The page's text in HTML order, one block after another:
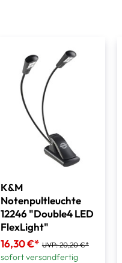
K&M
Notenpultleuchte
12246 "Double4 LED
FlexLight"
16,30 €* UVP:20,20 €*
sofort versandfertig